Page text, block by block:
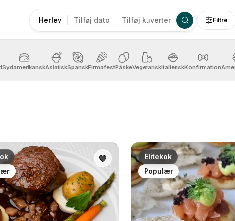
Herlev Tilføj dato Tilføj kuverter Filtre
SydamerikanskAsiatiskSpanskFirmafestPåskeVegetariskItalienskKonfirmation
Elitekok
Populær